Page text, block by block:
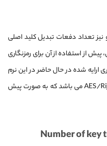
نیز تعداد دفعات تبدیل کلید اصلی
از استفاده از آن برای رمزنگاری
ارایه شده در حال حاضر در این نرم
افزار تنها الگوریتمAES/Rijndael (256-bit key) می باشد که به صورت پیش